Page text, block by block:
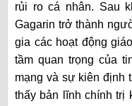
rủi ro cá nhân. Sau
Gagarin trở thành
gia các hoạt động
tầm quan trọng của
mạng và sự kiên định
thấy bản lĩnh chính trị